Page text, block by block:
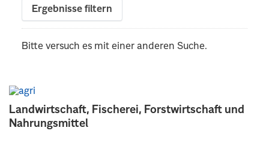
Landwirtschaft, Fischerei, Forstwirtschaft und
Nahrungsmittel
Ergebnisse filtern
Bitte versuch es mit einer anderen Suche.